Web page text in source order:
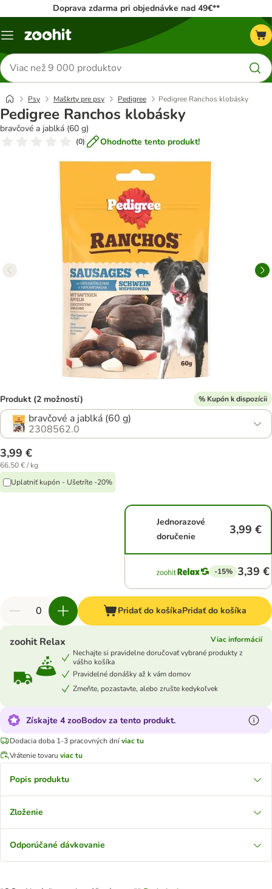
Doprava zdarma pri objednávke nad 49€**
Kategórie
Hľadať
produkty
Psy Maškrty pre psy Pedigree Pedigree Ranchos klobásky
Pedigree Ranchos klobásky
bravčové a jablká (60 g)
(0) Ohodnoťte tento produkt!
Produkt (2 možností) % Kupón k dispozícii
bravčové a jablká (60 g)
2308562.0
3,99 €
66,50 € / kg
Uplatniť kupón - Ušetríte -20%
Jednorazové
doručenie
3,99 €
-15% 3,39 €
Pridať do košíkaPridať do košíka
zoohit Relax
Viac informácií
Nechajte si pravidelne doručovať vybrané produkty z
vášho košíka
Pravidelné donášky až k vám domov
Zmeňte, pozastavte, alebo zrušte kedykoľvek
Získajte 4 zooBodov za tento produkt.
Dodacia doba 1-3 pracovných dníviac tu
Vrátenie tovaru viac tu
Popis produktu
Zloženie
Odporúčané dávkovanie